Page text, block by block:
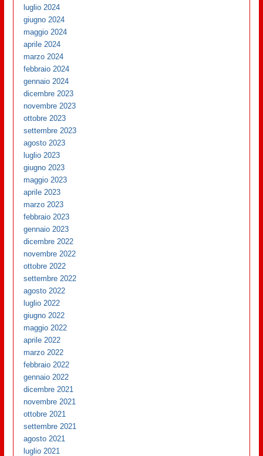
luglio 2024
giugno 2024
maggio 2024
aprile 2024
marzo 2024
febbraio 2024
gennaio 2024
dicembre 2023
novembre 2023
ottobre 2023
settembre 2023
agosto 2023
luglio 2023
giugno 2023
maggio 2023
aprile 2023
marzo 2023
febbraio 2023
gennaio 2023
dicembre 2022
novembre 2022
ottobre 2022
settembre 2022
agosto 2022
luglio 2022
giugno 2022
maggio 2022
aprile 2022
marzo 2022
febbraio 2022
gennaio 2022
dicembre 2021
novembre 2021
ottobre 2021
settembre 2021
agosto 2021
luglio 2021